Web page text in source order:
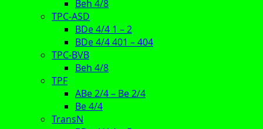
Beh 4/8
TPC-ASD
BDe 4/4 1 – 2
BDe 4/4 401 – 404
TPC-BVB
Beh 4/8
TPF
ABe 2/4 – Be 2/4
Be 4/4
TransN